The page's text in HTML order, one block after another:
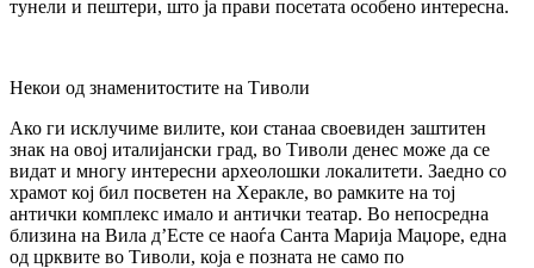
тунели и пештери, што ја прави посетата особено интересна.
Некои од знаменитостите на Тиволи
Ако ги исклучиме вилите, кои станаа своевиден заштитен
знак на овој италијански град, во Тиволи денес може да се
видат и многу интересни археолошки локалитети. Заедно со
храмот кој бил посветен на Херакле, во рамките на тој
антички комплекс имало и антички театар. Во непосредна
близина на Вила д’Есте се наоѓа Санта Марија Маџоре, една
од црквите во Тиволи, која е позната не само по